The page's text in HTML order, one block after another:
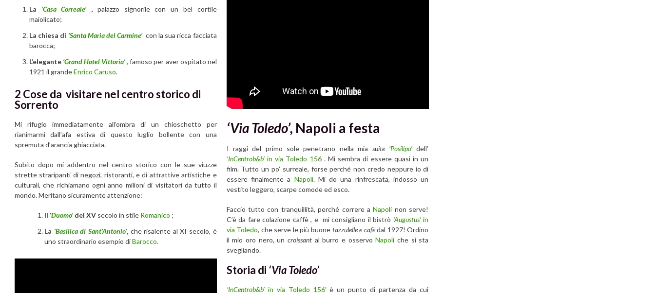
La ‘Casa Correale’ , palazzo signorile con un bel cortile
maiolicato;
La chiesa di ‘Santa Maria del Carmine’ con la sua ricca facciata
barocca;
L’elegante ‘Grand Hotel Vittoria’, famoso per aver ospitato nel
1921 il grandeEnrico Caruso.
2 Cose da visitare nel centro storico di
Sorrento
Mi rifugio immediatamente all’ombra di un chioschetto per
rianimarmi dall’afa estiva di questo luglio bollente con una
spremuta d’arancia ghiacciata.
Subito dopo mi addentro nel centro storico con le sue viuzze
strette straripanti di negozi, ristoranti, e di attrattive artistiche e
culturali, che richiamano ogni anno milioni di visitatori da tutto il
mondo. Meritano sicuramente attenzione:
Il ‘Duomo’ del XV secolo in stile Romanico ;
La ‘Basilica di Sant’Antonio’,che risalente al XI secolo, è
uno straordinario esempio diBarocco.
‘Via Toledo’, Napoli a festa
I raggi del primo sole penetrano nella mia suite ‘Posilipo’ dell’
‘InCentrob&b’ in via Toledo 156. Mi sembra di essere quasi in un
film. Tutto un po’ surreale, forse perché non credo neppure io di
essere finalmente a Napoli. Mi do una rinfrescata, indosso un
vestito leggero, scarpe comode ed esco.
Faccio tutto con tranquillità, perché correre aNapoli non serve!
C’è da fare colazione caffè , e mi consigliano il bistrò ‘Augustus’in
via Toledo, che serve le più buone tazzulelle e cafèdal 1927! Ordino
il mio oro nero, un croissantal burro e osservoNapoli che si sta
svegliando.
Storia di ‘Via Toledo’
‘InCentrob&b’ in via Toledo 156′è un punto di partenza da cui